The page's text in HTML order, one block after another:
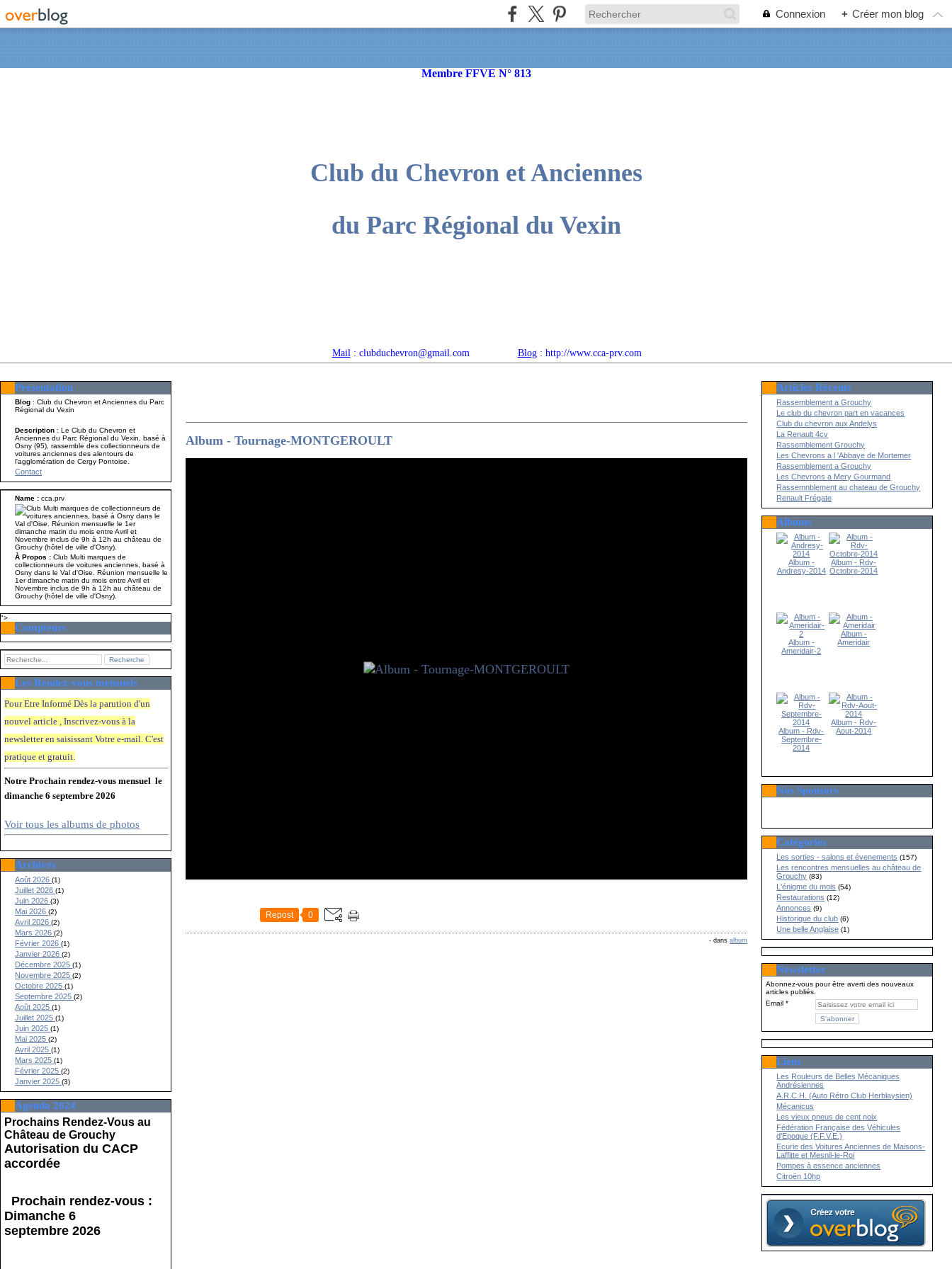
Connexion + Créer mon blog
Membre FFVE N° 813
Club du Chevron et Anciennes
du Parc Régional du Vexin
Mail : clubduchevron@gmail.com Blog: http://www.cca-prv.com
Présentation
Blog : Club du Chevron et Anciennes du Parc
Régional du Vexin
Description: Le Club du Chevron et
Anciennes du Parc Régional du Vexin, basé à
Osny (95), rassemble des collectionneurs de
voitures anciennes des alentours de
l'agglomération de Cergy Pontoise.
Contact
Name :cca.prv
À Propos :Club Multi marques de
collectionneurs de voitures anciennes, basé à
Osny dans le Val d'Oise. Réunion mensuelle le
1er dimanche matin du mois entre Avril et
Novembre inclus de 9h à 12h au château de
Grouchy (hôtel de ville d'Osny).
">
Compteurs
Les Rendez-vous mensuels
Pour Etre Informé Dès la parution d'un
nouvel article , Inscrivez-vous à la
newsletter en saisissant Votre e-mail. C'est
pratique et gratuit.
Notre Prochain rendez-vous mensuel le
dimanche 6 septembre 2026
Voir tous les albums de photos
Archives
Août 2026(1)
Juillet 2026(1)
Juin 2026(3)
Mai 2026(2)
Avril 2026(2)
Mars 2026(2)
Février 2026(1)
Janvier 2026(2)
Décembre 2025(1)
Novembre 2025(2)
Octobre 2025(1)
Septembre 2025(2)
Août 2025(1)
Juillet 2025(1)
Juin 2025(1)
Mai 2025(2)
Avril 2025(1)
Mars 2025(1)
Février 2025(2)
Janvier 2025(3)
Agenda 2024
Prochains Rendez-Vous au
Château de Grouchy
Autorisation du CACP
accordée
Prochain rendez-vous :
Dimanche 6
septembre 2026
Album - Tournage-MONTGEROULT
Repost 0
- dansalbum
Articles Récents
Rassemblement a Grouchy
Le club du chevron part en vacances
Club du chevron aux Andelys
La Renault 4cv
Rassemblement Grouchy
Les Chevrons a l 'Abbaye de Mortemer
Rassemblement a Grouchy
Les Chevrons a Mery Gourmand
Rassemnblement au chateau de Grouchy
Renault Frégate
Albums
Album -
Andresy-2014
Album - Rdv-
Octobre-2014
Album -
Ameridair-2
Album -
Ameridair
Album - Rdv-
Septembre-
2014
Album - Rdv-
Aout-2014
Nos Sponsors
Catégories
Les sorties - salons et évenements (157)
Les rencontres mensuelles au château de
Grouchy (83)
L'énigme du mois (54)
Restaurations (12)
Annonces (9)
Historique du club (6)
Une belle Anglaise (1)
Newsletter
Abonnez-vous pour être averti des nouveaux
articles publiés.
Email
Liens
Les Rouleurs de Belles Mécaniques
Andrésiennes
A.R.C.H. (Auto Rétro Club Herblaysien)
Mécanicus
Les vieux pneus de cent noix
Fédération Française des Véhicules
d'Epoque (F.F.V.E.)
Ecurie des Voitures Anciennes de Maisons-
Laffitte et Mesnil-le-Roi
Pompes à essence anciennes
Citroën 10hp